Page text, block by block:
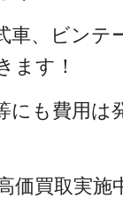
車、ビンテ
ます！
にも費用は
価買取実施